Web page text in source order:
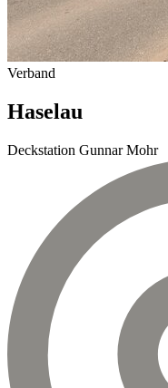
Verband
Haselau
Deckstation Gunnar Mohr